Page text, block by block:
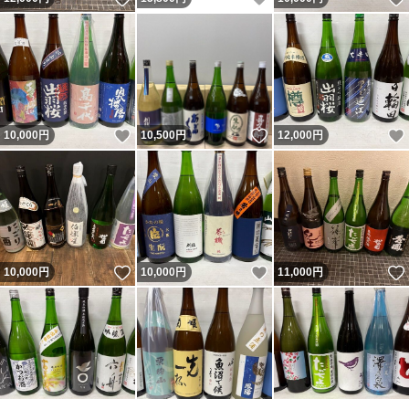
10,000円 いいね！
10,500円 いいね！
12,000円
10,000円 いいね！
10,000円 いいね！
11,000円